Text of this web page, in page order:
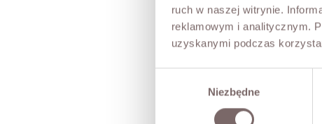
ruch w naszej witrynie.
reklamowym i analitycznym.
uzyskanymi podczas
Niezbędne